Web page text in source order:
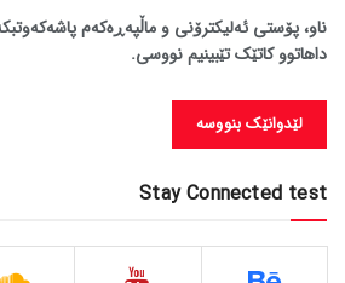
ناو، پۆستی ئەلیکترۆنی و ماڵپەڕەکەم
داهاتوو کاتێک تێبینیم نووسی.
Stay Connected test